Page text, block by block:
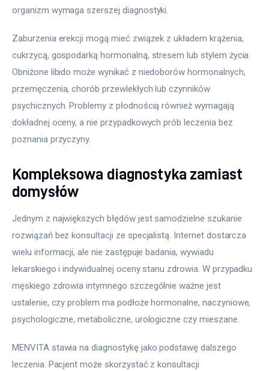
organizm wymaga szerszej diagnostyki.
Zaburzenia erekcji mogą mieć związek z układem krążenia,
cukrzycą, gospodarką hormonalną, stresem lub stylem życia.
Obniżone libido może wynikać z niedoborów hormonalnych,
przemęczenia, chorób przewlekłych lub czynników
psychicznych. Problemy z płodnością również wymagają
dokładnej oceny, a nie przypadkowych prób leczenia bez
poznania przyczyny.
Kompleksowa diagnostyka zamiast
domysłów
Jednym z największych błędów jest samodzielne szukanie
rozwiązań bez konsultacji ze specjalistą. Internet dostarcza
wielu informacji, ale nie zastępuje badania, wywiadu
lekarskiego i indywidualnej oceny stanu zdrowia. W przypadku
męskiego zdrowia intymnego szczególnie ważne jest
ustalenie, czy problem ma podłoże hormonalne, naczyniowe,
psychologiczne, metaboliczne, urologiczne czy mieszane.
MENVITA stawia na diagnostykę jako podstawę dalszego
leczenia. Pacjent może skorzystać z konsultacji